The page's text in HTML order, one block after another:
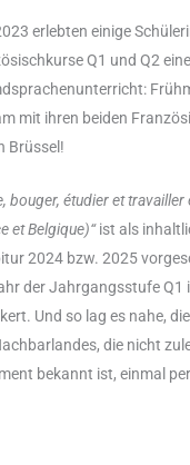
erlebten einige
Q1 und Q2
mit ihren beiden
Brüssel!
bouger, étudier et travailler
et Belgique)“ist als
2024 bzw. 2025
der Jahrgangsstufe Q1
Und so lag es nahe,
die nicht
bekannt ist, einmal